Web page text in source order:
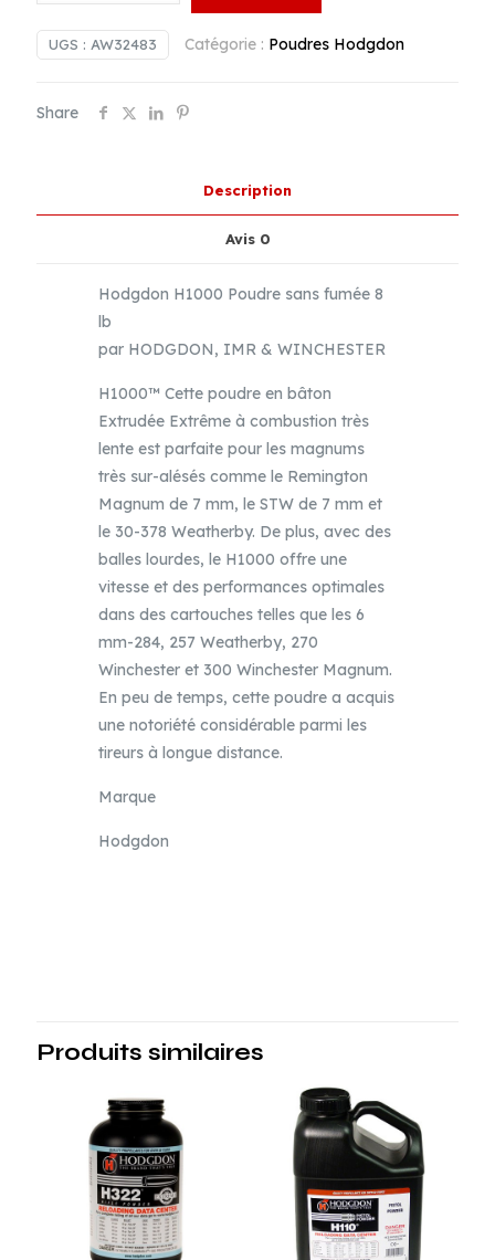
H1000
(3.7
UGS : AW32483 Catégorie : Poudres Hodgdon
Share
Description
Avis 0
Hodgdon H1000 Poudre sans fumée 8
lb
par HODGDON, IMR & WINCHESTER
H1000™ Cette poudre en bâton
Extrudée Extrême à combustion très
lente est parfaite pour les magnums
très sur-alésés comme le Remington
Magnum de 7 mm, le STW de 7 mm et
le 30-378 Weatherby. De plus, avec des
balles lourdes, le H1000 offre une
vitesse et des performances optimales
dans des cartouches telles que les 6
mm-284, 257 Weatherby, 270
Winchester et 300 Winchester Magnum.
En peu de temps, cette poudre a acquis
une notoriété considérable parmi les
tireurs à longue distance.
Marque
Hodgdon
Produits similaires